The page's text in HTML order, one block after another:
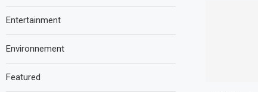
Entertainment
Environnement
Featured